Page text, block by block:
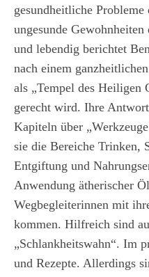
gesundheitliche
ungesunde
und lebendig berichtet
nach einem
als „Tempel des Heiligen
gerecht wird. Ihre
Kapiteln über
sie die Bereiche Trinken,
Entgiftung und
Anwendung ätherischer
Wegbegleiterinnen mit
kommen. Hilfreich sind
„Schlankheitswahn“. Im
und Rezepte. Allerdings